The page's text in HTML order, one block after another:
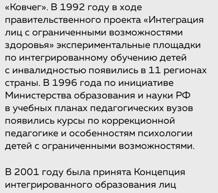
«Ковчег». В 1992 году в ходе
правительственного проекта «Интеграция
лиц с ограниченными возможностями
здоровья» экспериментальные площадки
по интегрированному обучению детей
с инвалидностью появились в 11 регионах
страны. В 1996 года по инициативе
Министерства образования и науки РФ
в учебных планах педагогических вузов
появились курсы по коррекционной
педагогике и особенностям психологии
детей с ограниченными возможностями.
В 2001 году была принята Концепция
интегрированного образования лиц